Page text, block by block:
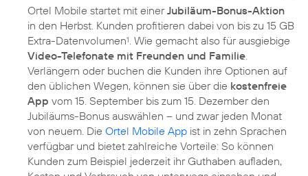
Ortel Mobile startet mit einerJubiläum-Bonus-Aktion
in den Herbst. Kunden profitieren dabei von bis zu 15 GB
Extra-Datenvolumen1 . Wie gemacht also für ausgiebige
Video-Telefonate mit Freunden und Familie
Verlängern oder buchen die Kunden ihre Optionen auf
den üblichen Wegen, können sie über die kostenfreie
App vom 15. September bis zum 15. Dezember den
Jubiläums-Bonus auswählen – und zwar jeden Monat
von neuem. Die Ortel Mobile App ist in zehn Sprachen
verfügbar und bietet zahlreiche Vorteile: So können
Kunden zum Beispiel jederzeit ihr Guthaben aufladen,